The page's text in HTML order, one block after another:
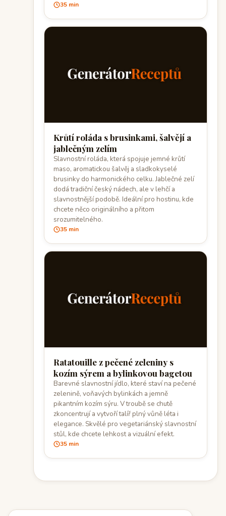
35 min
Krůtí roláda s brusinkami, šalvějí a
jablečným zelím
Slavnostní roláda, která spojuje jemné krůtí
maso, aromatickou šalvěj a sladkokyselé
brusinky do harmonického celku. Jablečné zelí
dodá tradiční český nádech, ale v lehčí a
slavnostnější podobě. Ideální pro hostinu, kde
chcete něco originálního a přitom
srozumitelného.
35 min
Ratatouille z pečené zeleniny s
kozím sýrem a bylinkovou bagetou
Barevné slavnostní jídlo, které staví na pečené
zelenině, voňavých bylinkách a jemně
pikantním kozím sýru. V troubě se chutě
zkoncentrují a vytvoří talíř plný vůně léta i
elegance. Skvělé pro vegetariánský slavnostní
stůl, kde chcete lehkost a vizuální efekt.
35 min